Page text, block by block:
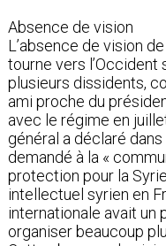
Absence de vision
L’absence de vision
tourne vers
plusieurs dissidents,
ami proche du
avec le régime en
général a déclaré
demandé à la «
protection pour la
intellectuel syrien en
internationale avait un
organiser beaucoup